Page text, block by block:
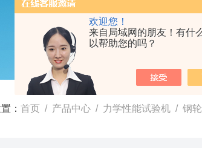
欢迎您！
来自局域网的朋友！有什
以帮助您的吗？
： 首页 / 产品中心 / 力学性能试验机 / 钢